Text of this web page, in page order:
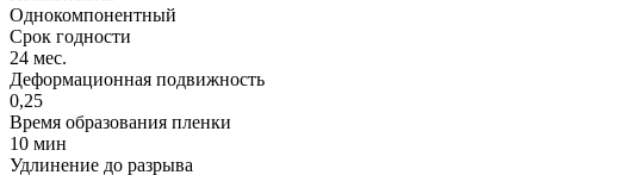
Однокомпонентный
Срок годности
24 мес.
Деформационная подвижность
0,25
Время образования пленки
10 мин
Удлинение до разрыва